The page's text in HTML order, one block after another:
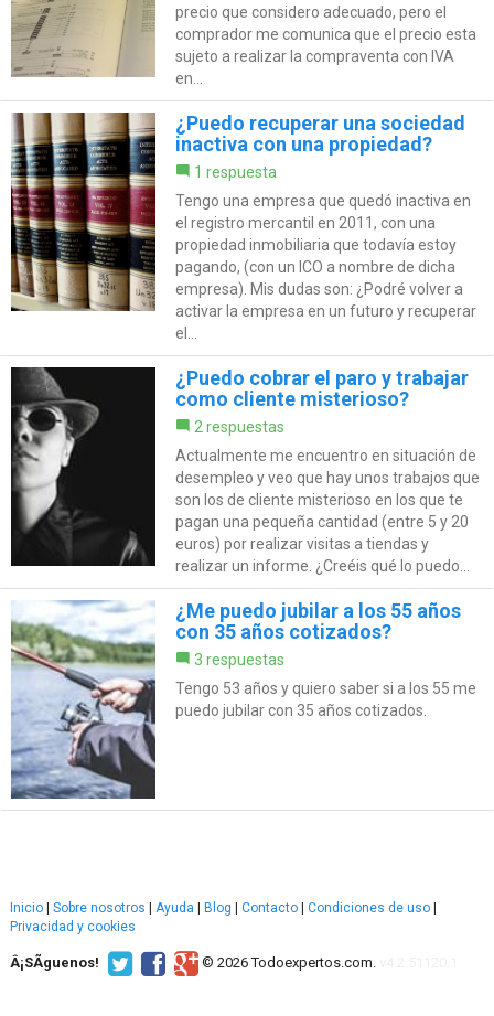
precio que considero adecuado, pero el
comprador me comunica que el precio esta
sujeto a realizar la compraventa con IVA
en...
¿Puedo recuperar una sociedad
inactiva con una propiedad?
1 respuesta
Tengo una empresa que quedó inactiva en
el registro mercantil en 2011, con una
propiedad inmobiliaria que todavía estoy
pagando, (con un ICO a nombre de dicha
empresa). Mis dudas son: ¿Podré volver a
activar la empresa en un futuro y recuperar
el...
¿Puedo cobrar el paro y trabajar
como cliente misterioso?
2 respuestas
Actualmente me encuentro en situación de
desempleo y veo que hay unos trabajos que
son los de cliente misterioso en los que te
pagan una pequeña cantidad (entre 5 y 20
euros) por realizar visitas a tiendas y
realizar un informe. ¿Creéis qué lo puedo...
¿Me puedo jubilar a los 55 años
con 35 años cotizados?
3 respuestas
Tengo 53 años y quiero saber si a los 55 me
puedo jubilar con 35 años cotizados.
Inicio Sobre nosotros Ayuda Blog Contacto Condiciones de uso
Privacidad y cookies
Â¡SÃ­guenos! © 2026 Todoexpertos.com.